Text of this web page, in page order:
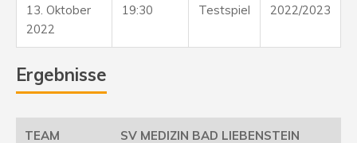
13. Oktober
2022
19:30 Testspiel 2022/2023
Ergebnisse
SV MEDIZIN BAD LIEBENSTEIN